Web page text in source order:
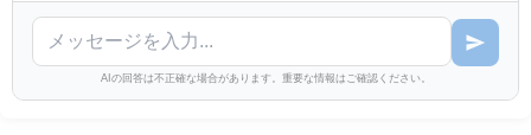
AIの回答は不正確な場合があります。重要な情報はご確認ください。